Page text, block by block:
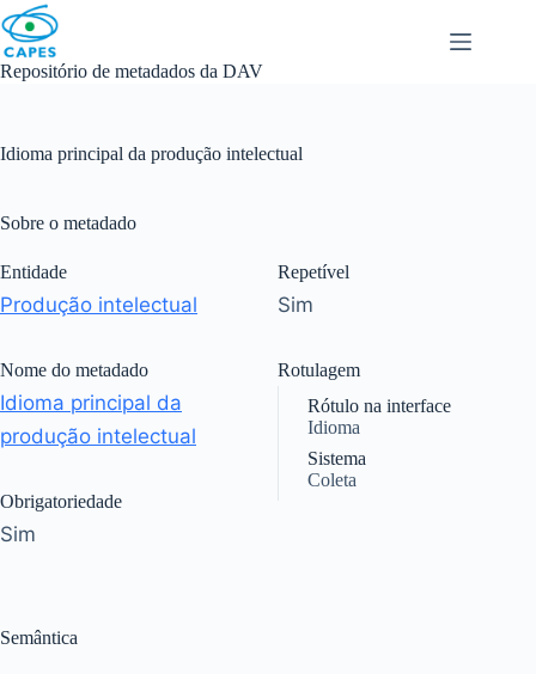
Skip
to
content
Repositório de metadados da DAV
Idioma principal da produção intelectual
Sobre o metadado
Entidade
Produção intelectual
Nome do metadado
Idioma principal da
produção intelectual
Obrigatoriedade
Sim
Repetível
Sim
Rotulagem
Rótulo na interface
Idioma
Sistema
Coleta
Semântica